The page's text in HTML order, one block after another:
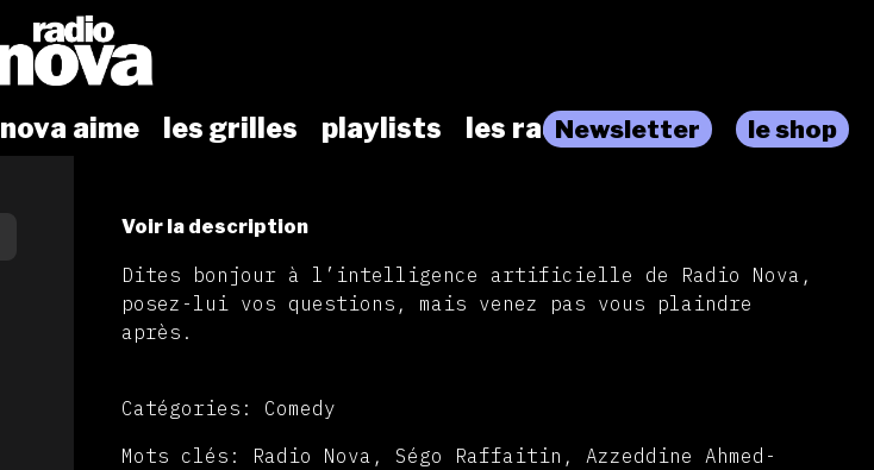
nova aime les grilles playlists les radiosNewsletter le shop
Voir la description
Dites bonjour à l’intelligence artificielle de Radio Nova,
posez-lui vos questions, mais venez pas vous plaindre
après.
Catégories: Comedy
Mots clés: Radio Nova, Ségo Raffaitin, Azzeddine Ahmed-